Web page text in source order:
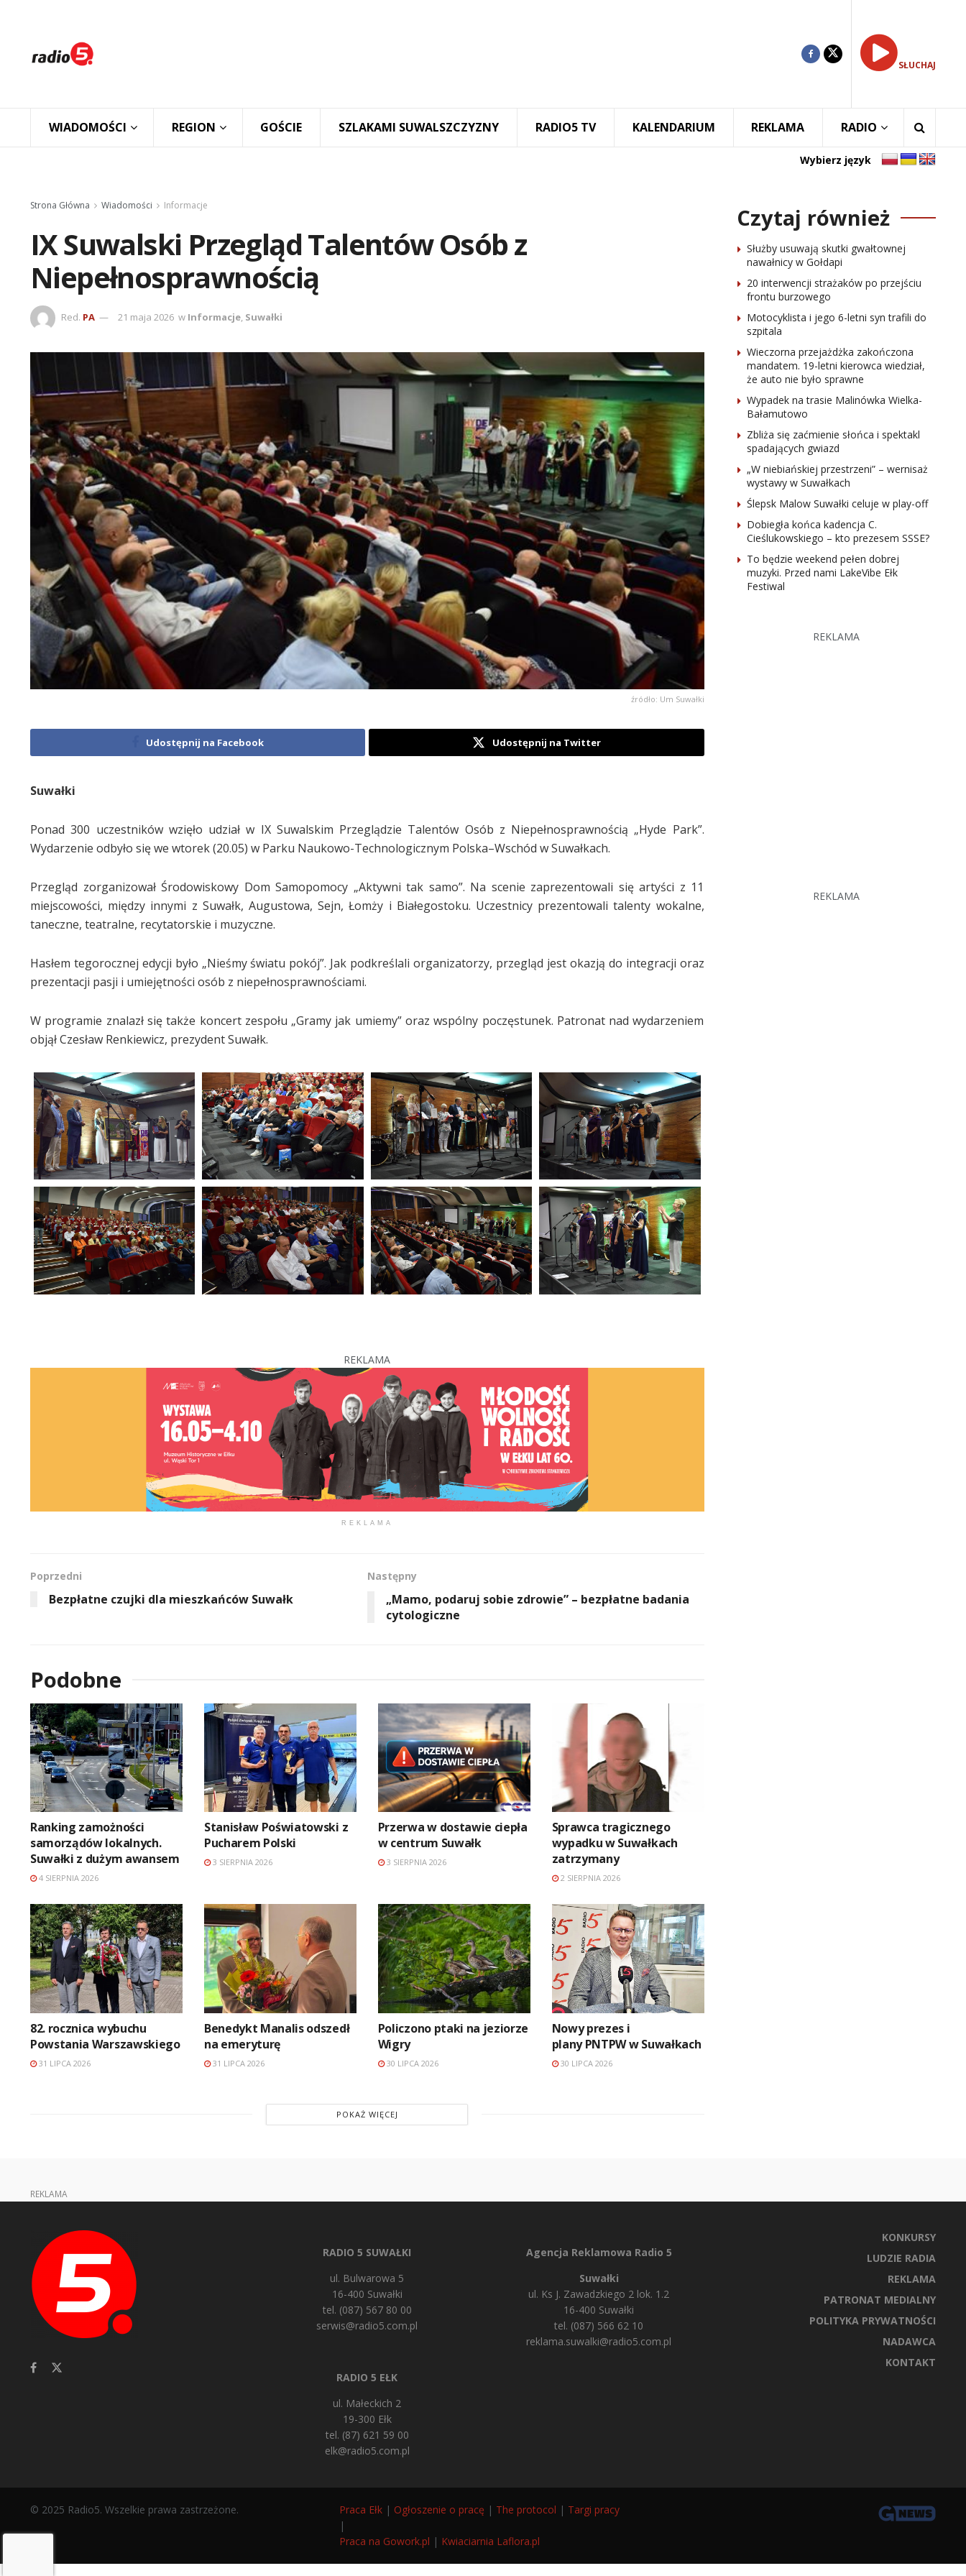
SŁUCHAJ
WIADOMOŚCI REGION GOŚCIE SZLAKAMI SUWALSZCZYZNY RADIO5 TV KALENDARIUM REKLAMA RADIO
Wybierz język
Strona Główna Wiadomości Informacje
IX Suwalski Przegląd Talentów Osób z
Niepełnosprawnością
Red. PA 21 maja 2026 w Informacje, Suwałki
źródło: Um Suwałki
Udostępnij na Facebook Udostępnij na Twitter
Suwałki
Ponad 300 uczestników wzięło udział w IX Suwalskim Przeglądzie Talentów Osób z Niepełnosprawnością „Hyde Park”.
Wydarzenie odbyło się we wtorek (20.05) w Parku Naukowo-Technologicznym Polska–Wschód w Suwałkach.
Przegląd zorganizował Środowiskowy Dom Samopomocy „Aktywni tak samo”. Na scenie zaprezentowali się artyści z 11
miejscowości, między innymi z Suwałk, Augustowa, Sejn, Łomży i Białegostoku. Uczestnicy prezentowali talenty wokalne,
taneczne, teatralne, recytatorskie i muzyczne.
Hasłem tegorocznej edycji było „Nieśmy światu pokój”. Jak podkreślali organizatorzy, przegląd jest okazją do integracji oraz
prezentacji pasji i umiejętności osób z niepełnosprawnościami.
W programie znalazł się także koncert zespołu „Gramy jak umiemy” oraz wspólny poczęstunek. Patronat nad wydarzeniem
objął Czesław Renkiewicz, prezydent Suwałk.
REKLAMA
REKLAMA
Poprzedni
Bezpłatne czujki dla mieszkańców Suwałk
Następny
„Mamo, podaruj sobie zdrowie” – bezpłatne badania
cytologiczne
Podobne
Ranking zamożności
samorządów lokalnych.
Suwałki z dużym awansem
4 SIERPNIA 2026
Stanisław Poświatowski z
Pucharem Polski
3 SIERPNIA 2026
Przerwa w dostawie ciepła
w centrum Suwałk
3 SIERPNIA 2026
Sprawca tragicznego
wypadku w Suwałkach
zatrzymany
2 SIERPNIA 2026
82. rocznica wybuchu
Powstania Warszawskiego
31 LIPCA 2026
Benedykt Manalis odszedł
na emeryturę
31 LIPCA 2026
Policzono ptaki na jeziorze
Wigry
30 LIPCA 2026
Nowy prezes i
plany PNTPW w Suwałkach
30 LIPCA 2026
POKAŻ WIĘCEJ
Czytaj również
Służby usuwają skutki gwałtownej
nawałnicy w Gołdapi
20 interwencji strażaków po przejściu
frontu burzowego
Motocyklista i jego 6-letni syn trafili do
szpitala
Wieczorna przejażdżka zakończona
mandatem. 19-letni kierowca wiedział,
że auto nie było sprawne
Wypadek na trasie Malinówka Wielka-
Bałamutowo
Zbliża się zaćmienie słońca i spektakl
spadających gwiazd
„W niebiańskiej przestrzeni” – wernisaż
wystawy w Suwałkach
Ślepsk Malow Suwałki celuje w play-off
Dobiegła końca kadencja C.
Cieślukowskiego – kto prezesem SSSE?
To będzie weekend pełen dobrej
muzyki. Przed nami LakeVibe Ełk
Festiwal
REKLAMA
REKLAMA
REKLAMA
RADIO 5 SUWAŁKI
ul. Bulwarowa 5
16-400 Suwałki
tel. (087) 567 80 00
serwis@radio5.com.pl
RADIO 5 EŁK
ul. Małeckich 2
19-300 Ełk
tel. (87) 621 59 00
elk@radio5.com.pl
Agencja Reklamowa Radio 5
Suwałki
ul. Ks J. Zawadzkiego 2 lok. 1.2
16-400 Suwałki
tel. (087) 566 62 10
reklama.suwalki@radio5.com.pl
KONKURSY
LUDZIE RADIA
REKLAMA
PATRONAT MEDIALNY
POLITYKA PRYWATNOŚCI
NADAWCA
KONTAKT
© 2025 Radio5. Wszelkie prawa zastrzeżone. Praca Ełk | Ogłoszenie o pracę | The protocol | Targi pracy
|
Praca na Gowork.pl | Kwiaciarnia Laflora.pl